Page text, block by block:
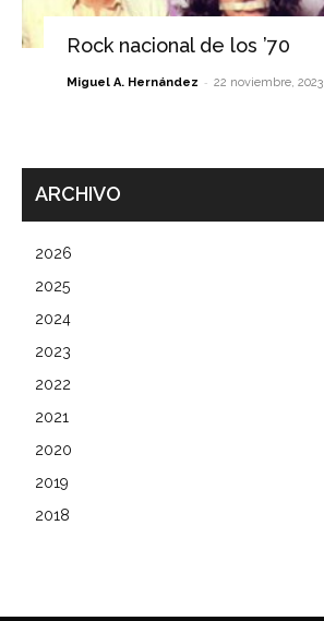
Rock nacional de los ’70
Miguel A. Hernández - 22 noviembre, 2023
ARCHIVO
2026
2025
2024
2023
2022
2021
2020
2019
2018